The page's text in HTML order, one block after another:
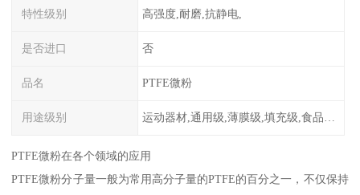
特性级别 高强度,耐磨,抗静电,
是否进口 否
品名 PTFE微粉
用途级别
PTFE微粉在各个领域的应用
PTFE微粉分子量一般为常用高分子量的PTFE的百分之一，不仅保持